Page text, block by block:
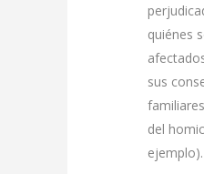
quiénes
sus
del
ejemplo).